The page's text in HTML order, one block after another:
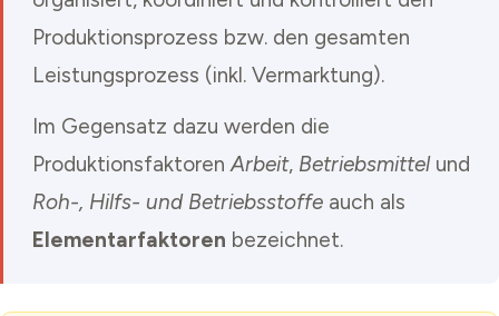
Produktionsprozess bzw. den gesamten
Leistungsprozess (inkl. Vermarktung).
Im Gegensatz dazu werden die
ProduktionsfaktorenArbeit, Betriebsmittelund
Roh-, Hilfs- und Betriebsstoffeauch als
Elementarfaktoren bezeichnet.